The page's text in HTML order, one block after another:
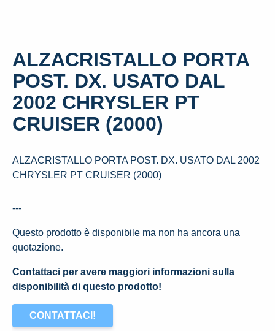
ALZACRISTALLO PORTA
POST. DX. USATO DAL
2002 CHRYSLER PT
CRUISER (2000)
ALZACRISTALLO PORTA POST. DX. USATO DAL 2002
CHRYSLER PT CRUISER (2000)
---
Questo prodotto è disponibile ma non ha ancora una
quotazione.
Contattaci per avere maggiori informazioni sulla
disponibilità di questo prodotto!
CONTATTACI!